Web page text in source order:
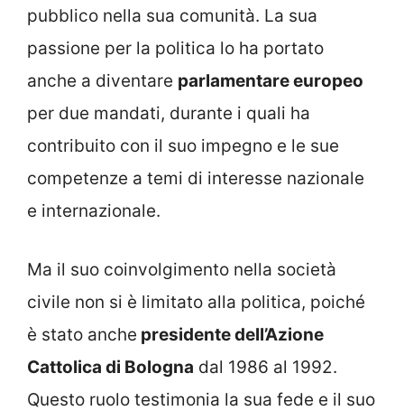
pubblico nella sua comunità. La sua
passione per la politica lo ha portato
anche a diventare parlamentare europeo
per due mandati, durante i quali ha
contribuito con il suo impegno e le sue
competenze a temi di interesse nazionale
e internazionale.
Ma il suo coinvolgimento nella società
civile non si è limitato alla politica, poiché
è stato anche presidente dell’Azione
Cattolica di Bologna dal 1986 al 1992.
Questo ruolo testimonia la sua fede e il suo